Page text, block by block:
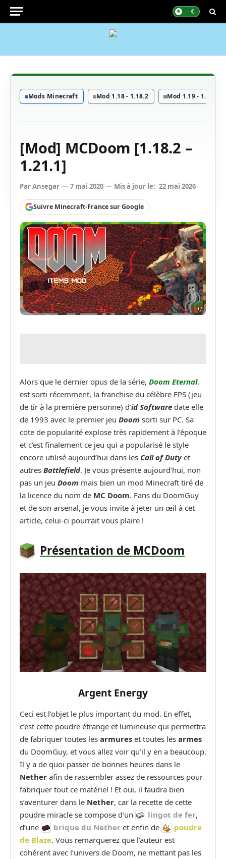
Mods Minecraft Mod 1.18 - 1.18.2 Mod 1.19 - 1.19.4
[Mod] MCDoom [1.18.2 –
1.21.1]
ParAnsegar 7 mai 2020 Mis à jour le: 22 mai 2026
Suivre Minecraft-France sur Google
Alors que le dernier opus de la série, Doom Eternal,
est sorti récemment, la franchise du célèbre FPS (jeu
de tir à la première personne) d’id Software date elle
de 1993 avec le premier jeu Doom sorti sur PC. Sa
cote de popularité explose très rapidement à l’époque
et c’est finalement ce jeu qui a popularisé le style
encore utilisé aujourd’hui dans les Call of Dutyet
autres Battlefield. Je vous présente aujourd’hui, non
pas un jeu Doom mais bien un mod Minecraft tiré de
la licence du nom de MC Doom. Fans du DoomGuy
et de son arsenal, je vous invite à jeter un œil à cet
article, celui-ci pourrait vous plaire !
Présentation de MCDoom
Argent Energy
Ceci est l’objet le plus important du mod. En effet,
c’est cette poudre étrange et lumineuse qui permettra
de fabriquer toutes les armures et toutes les armes
du DoomGuy, et vous allez voir qu’il y en a beaucoup.
Il y a de quoi passer de bonnes heures dans le
Nether afin de rassembler assez de ressources pour
fabriquer tout ce matériel ! Et oui, il faudra bien
s’aventurer dans le Nether, car la recette de cette
poudre miracle se compose d’un
lingot de fer,
d’une
brique du Nether et enfin de
poudre
de Blaze. Vous remarquerez que l’auteur est
cohérent avec l’univers de Doom, ne mettant pas les